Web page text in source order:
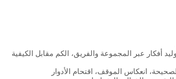
أفكار عبر المجموعة والفريق، الكم مقابل الكيفية
انعكاس الموقف، اقتحام الأدوار